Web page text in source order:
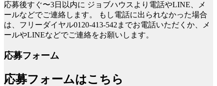
応募後すぐ〜3日以内に ジョブハウスより電話やLINE、メ
ールなどでご連絡します。
もし電話に出られなかった場合
は、フリーダイヤル0120-413-542までお電話いただくか、メ
ールやLINEなどでご連絡をお願いします。
応募フォーム
応募フォームはこちら